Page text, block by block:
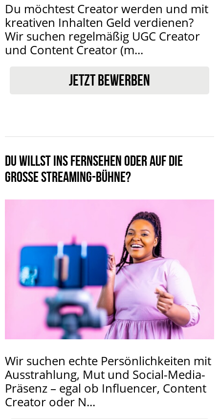
Du möchtest Creator werden und mit
kreativen Inhalten Geld verdienen?
Wir suchen regelmäßig UGC Creator
und Content Creator (m...
JETZT BEWERBEN
DU WILLST INS FERNSEHEN ODER AUF DIE
GROSSE STREAMING-BÜHNE?
Wir suchen echte Persönlichkeiten mit
Ausstrahlung, Mut und Social-Media-
Präsenz – egal ob Influencer, Content
Creator oder N...